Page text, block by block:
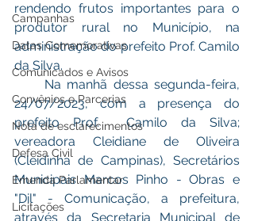
Campanhas
Datas Comemorativas
Comunicados e Avisos
Convênios e Parcerias
Nota de esclarecimentos
Defesa Civil
Emenda Parlamentar
Licitações
rendendo frutos importantes para o
produtor rural no Município, na
administração do prefeito Prof. Camilo
da Silva.
24/07/2023, com a presença do
prefeito Prof.  Camilo da Silva;
vereadora Cleidiane de Oliveira
(Cleidinha de Campinas), Secretários
Municipais Marcos Pinho - Obras e
"Dil" - Comunicação, a prefeitura,
através da Secretaria Municipal de